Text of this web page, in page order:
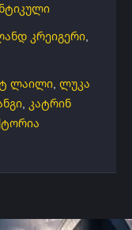
კრეიგერი,
ლაილი, ლუკა
, კატრინ